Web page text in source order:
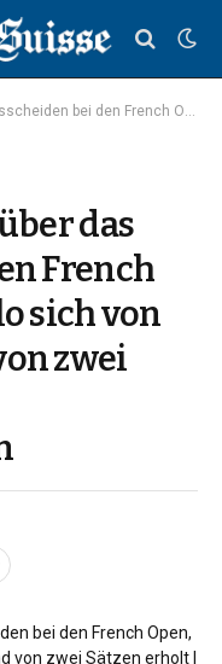
von einem Rückstand von zwei Sätzen erholt | Tennisnachrichten
das
French
sich von
zwei